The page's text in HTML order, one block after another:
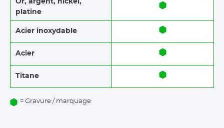
platine
Acier inoxydable
Acier
Titane
= Gravure / marquage